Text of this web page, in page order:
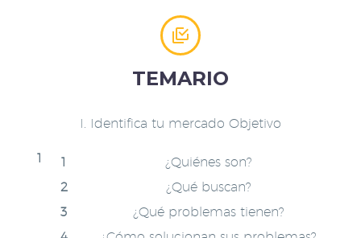


TEMARIO
I. Identifica tu mercado Objetivo
¿Quiénes son?
¿Qué buscan?
¿Qué problemas tienen?